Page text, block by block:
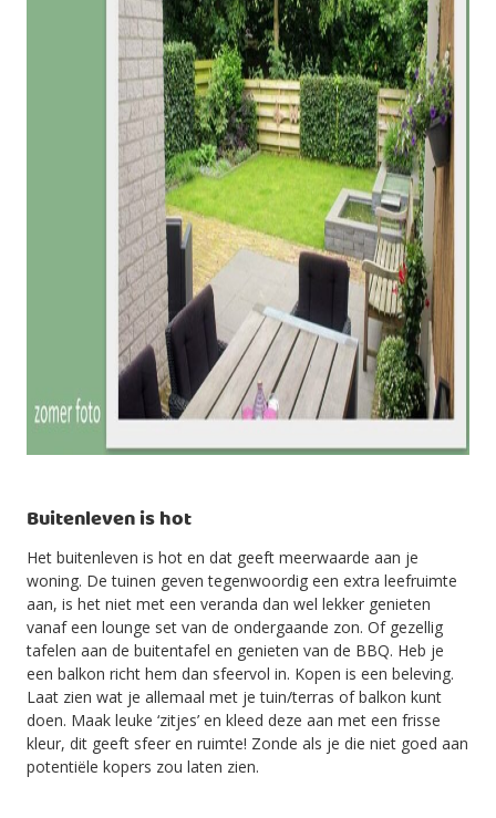
Buitenleven is hot
Het buitenleven is hot en dat geeft meerwaarde aan je
woning. De tuinen geven tegenwoordig een extra leefruimte
aan, is het niet met een veranda dan wel lekker genieten
vanaf een lounge set van de ondergaande zon. Of gezellig
tafelen aan de buitentafel en genieten van de BBQ. Heb je
een balkon richt hem dan sfeervol in. Kopen is een beleving.
Laat zien wat je allemaal met je tuin/terras of balkon kunt
doen. Maak leuke ‘zitjes’ en kleed deze aan met een frisse
kleur, dit geeft sfeer en ruimte! Zonde als je die niet goed aan
potentiële kopers zou laten zien.